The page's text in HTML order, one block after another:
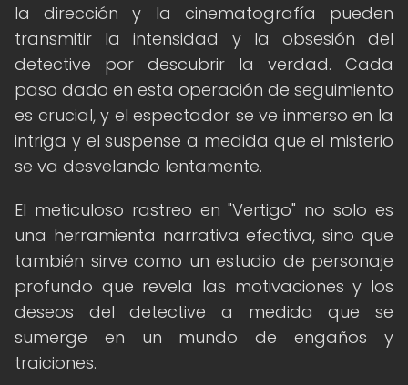
la dirección y la cinematografía pueden
transmitir la intensidad y la obsesión del
detective por descubrir la verdad. Cada
paso dado en esta operación de seguimiento
es crucial, y el espectador se ve inmerso en la
intriga y el suspense a medida que el misterio
se va desvelando lentamente.
El meticuloso rastreo en "Vertigo" no solo es
una herramienta narrativa efectiva, sino que
también sirve como un estudio de personaje
profundo que revela las motivaciones y los
deseos del detective a medida que se
sumerge en un mundo de engaños y
traiciones.